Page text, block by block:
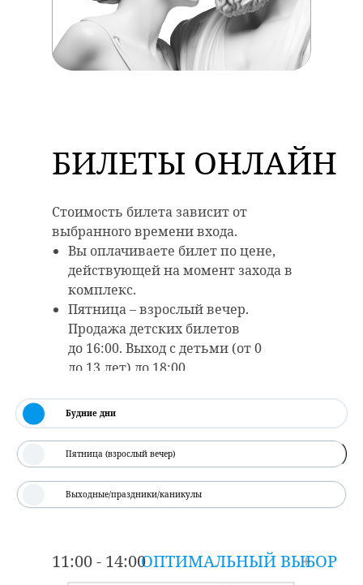
Стоимость билета зависит от
выбранного времени входа.
Вы оплачиваете билет по цене,
действующей на момент захода в
комплекс.
Пятница – взрослый вечер.
Продажа детских билетов
до 16:00. Выход с детьми (от 0
до 13 лет) до 18:00.
БИЛЕТЫ ОНЛАЙН
Будние дни
Пятница (взрослый вечер)
Выходные/праздники/каникулы
ОПТИМАЛЬНЫЙ ВЫБОР
11:00 - 14:00